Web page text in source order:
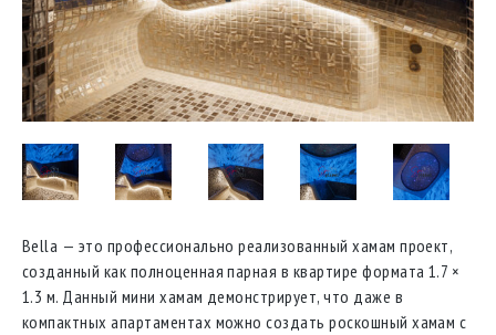
Bella — это профессионально реализованный хамам проект,
созданный как полноценная парная в квартире формата 1.7 ×
1.3 м. Данный мини хамам демонстрирует, что даже в
компактных апартаментах можно создать роскошный хамам с